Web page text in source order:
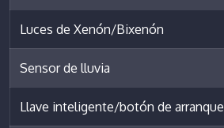
Luces de Xenón/Bixenón
Sensor de lluvia
Llave inteligente/botón de arranque